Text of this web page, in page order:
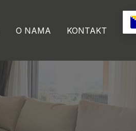
O NAMA KONTAKT